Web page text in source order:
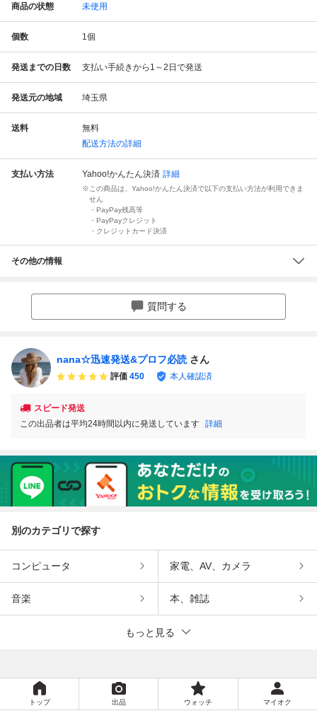
商品の状態 未使用
個数 1個
発送までの日数 支払い手続きから1～2日で発送
発送元の地域 埼玉県
送料
無料
配送方法の詳細
支払い方法 Yahoo!かんたん決済 詳細
この商品は、Yahoo!かんたん決済で以下の支払い方法が利用できま
せん
・PayPay残高等
・PayPayクレジット
・クレジットカード決済
その他の情報
質問する
nana☆迅速発送&プロフ必読 さん
評価 450 本人確認済
スピード発送
この出品者は平均24時間以内に発送しています 詳細
別のカテゴリで探す
コンピュータ 家電、AV、カメラ
音楽 本、雑誌
もっと見る
トップ 出品 ウォッチ マイオク